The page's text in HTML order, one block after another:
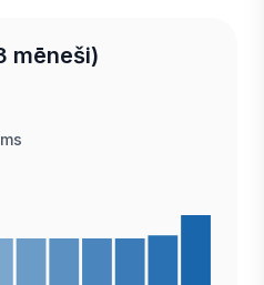
mēneši)